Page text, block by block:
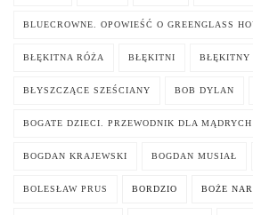
BLUECROWNE. OPOWIEŚĆ O GREENGLASS
BŁĘKITNA RÓŻA BŁĘKITNI BŁĘKITNY
BŁYSZCZĄCE SZEŚCIANY BOB DYLAN
BOGATE DZIECI. PRZEWODNIK DLA
BOGDAN KRAJEWSKI BOGDAN MUSIAŁ
BOLESŁAW PRUS BORDZIO BOŻE